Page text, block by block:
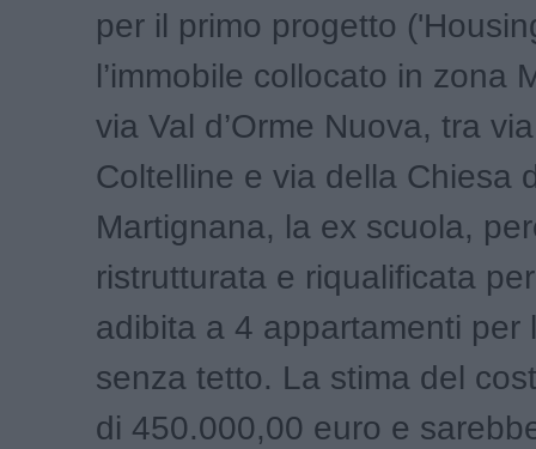
per il primo progetto
l’immobile collocato in zona
via Val d’Orme Nuova, tra
Coltelline e via della Chiesa
Martignana, la ex scuola,
ristrutturata e riqualificata
adibita a 4 appartamenti per
senza tetto. La stima del
di 450.000,00 euro e